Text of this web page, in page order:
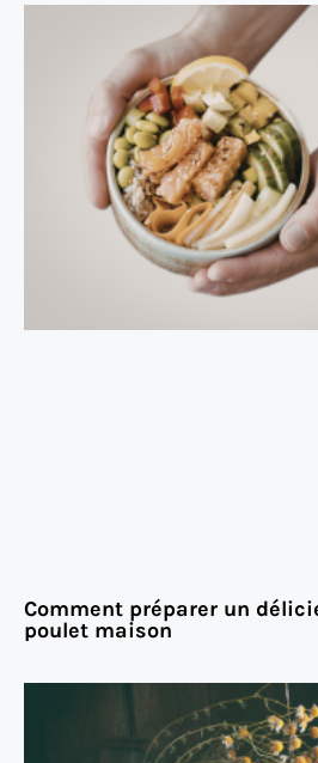
Comment préparer un
poulet maison